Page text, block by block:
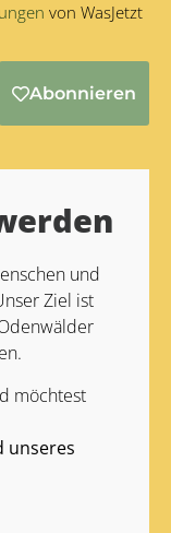
von WasJetzt
Abonnieren
und
Ziel ist
möchtest
unseres